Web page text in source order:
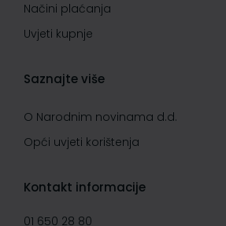
Načini plaćanja
Uvjeti kupnje
Saznajte više
O Narodnim novinama d.d.
Opći uvjeti korištenja
Kontakt informacije
01 650 28 80